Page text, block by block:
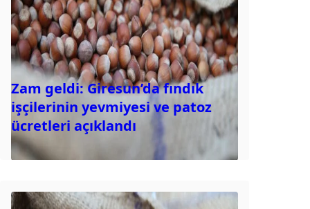
Zam geldi: Giresun’da fındık
işçilerinin yevmiyesi ve patoz
ücretleri açıklandı